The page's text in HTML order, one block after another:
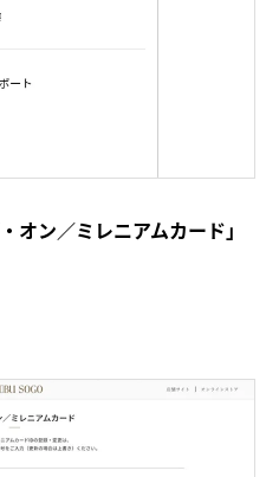
オン／ミレニアムカード」